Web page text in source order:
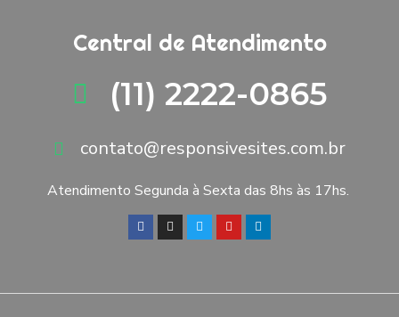
Central de Atendimento
(11) 2222-0865
contato@responsivesites.com.br
Atendimento Segunda à Sexta das 8hs às 17hs.